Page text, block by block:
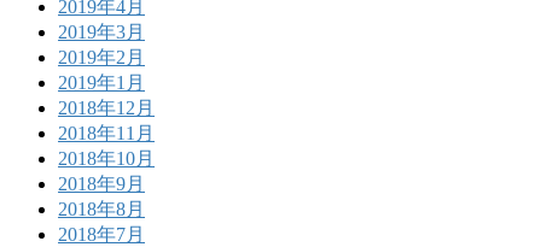
2019年4月
2019年3月
2019年2月
2019年1月
2018年12月
2018年11月
2018年10月
2018年9月
2018年8月
2018年7月